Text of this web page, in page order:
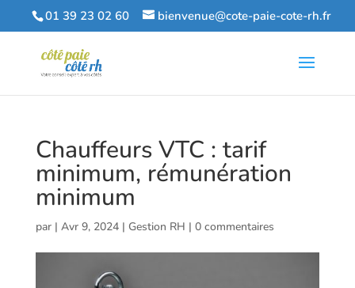
01 39 23 02 60 bienvenue@cote-paie-cote-rh.fr
Chauffeurs VTC : tarif
minimum, rémunération
minimum
par | Avr 9, 2024| Gestion RH | 0 commentaires